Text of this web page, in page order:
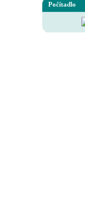
Počítadlo